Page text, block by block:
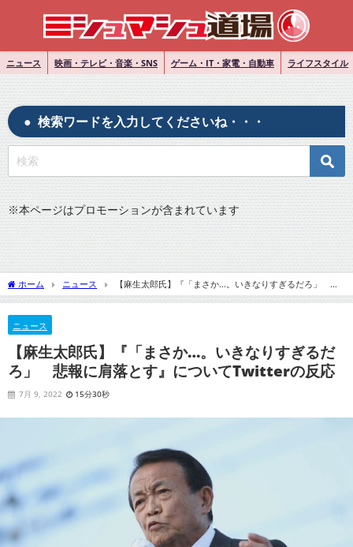
ニュース 映画・テレビ・音楽・SNS ゲーム・IT・家電・自動車 ライフスタイル
検索ワードを入力してくださいね・・・
※本ページはプロモーションが含まれています
ホーム ニュース
【麻生太郎氏】『「まさか…。いきなりすぎるだろ」 悲
報に肩落とす』についてTwitterの反応
ニュース
【麻生太郎氏】『「まさか…。いきなりすぎるだ
ろ」 悲報に肩落とす』についてTwitterの反応
7月 9, 2022 15分30秒